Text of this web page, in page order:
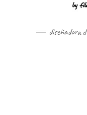
diseñadora